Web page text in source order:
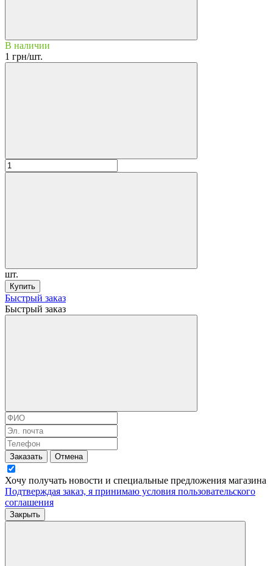
В наличии
1 грн/шт.
шт.
Купить
Быстрый заказ
Быстрый заказ
Заказать Отмена
Хочу получать новости и специальные предложения магазина
Подтверждая заказ, я принимаю условия пользовательского
соглашения
Закрыть